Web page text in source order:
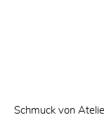
Schmuck von